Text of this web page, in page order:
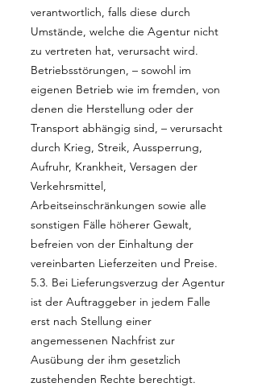
verantwortlich, falls diese durch
Umstände, welche die Agentur nicht
zu vertreten hat, verursacht wird.
Betriebsstörungen, – sowohl im
eigenen Betrieb wie im fremden, von
denen die Herstellung oder der
Transport abhängig sind, – verursacht
durch Krieg, Streik, Aussperrung,
Aufruhr, Krankheit, Versagen der
Verkehrsmittel,
Arbeitseinschränkungen sowie alle
sonstigen Fälle höherer Gewalt,
befreien von der Einhaltung der
vereinbarten Lieferzeiten und Preise.
5.3. Bei Lieferungsverzug der Agentur
ist der Auftraggeber in jedem Falle
erst nach Stellung einer
angemessenen Nachfrist zur
Ausübung der ihm gesetzlich
zustehenden Rechte berechtigt.